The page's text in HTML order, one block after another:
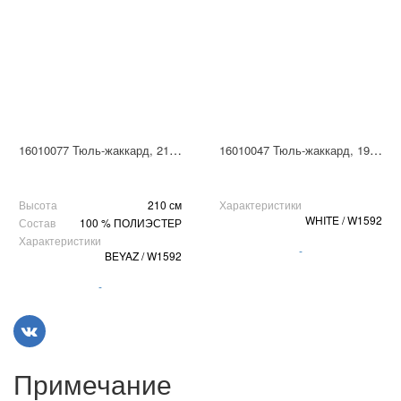
16010077 Тюль-жаккард, 210 см
Высота
210 см
Состав
100 % ПОЛИЭСТЕР
Характеристики
BEYAZ / W1592
-
16010047 Тюль-жаккард, 190 см/300
Характеристики
WHITE / W1592
-
Примечание